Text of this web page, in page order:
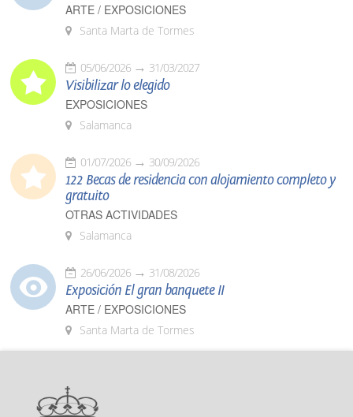
ARTE / EXPOSICIONES
Santa Marta de Tormes
05/06/2026 31/03/2027
Visibilizar lo elegido
EXPOSICIONES
Salamanca
01/07/2026 30/09/2026
122 Becas de residencia con alojamiento completo y
gratuito
OTRAS ACTIVIDADES
Salamanca
26/06/2026 31/08/2026
Exposición El gran banquete II
ARTE / EXPOSICIONES
Santa Marta de Tormes